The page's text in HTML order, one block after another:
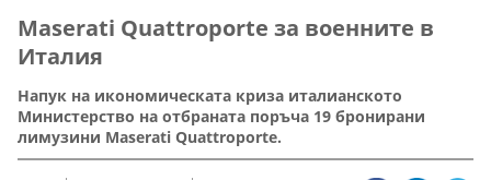
Maserati Quattroporte за военните в
Италия
Напук на икономическата криза италианското
Министерство на отбраната поръча 19 бронирани
лимузини Maserati Quattroporte.